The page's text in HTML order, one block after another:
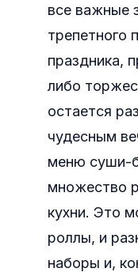
все важные
трепетного
праздника,
либо
остается
чудесным
меню суши-
множество
кухни. Это
роллы, и
наборы и,